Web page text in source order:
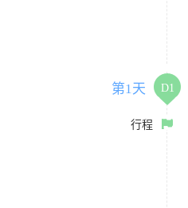
第1天 D1
行程